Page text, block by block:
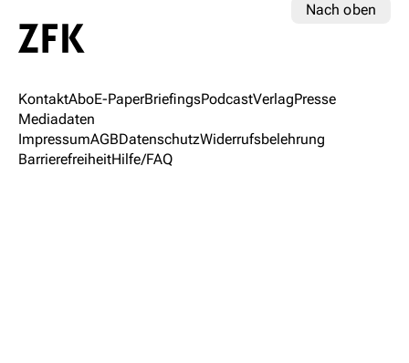
Nach oben
KontaktAboE-PaperBriefingsPodcastVerlagPresse
Mediadaten
ImpressumAGBDatenschutzWiderrufsbelehrung
BarrierefreiheitHilfe/FAQ